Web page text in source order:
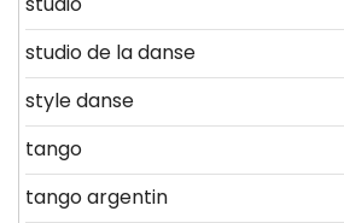
studio de la danse
style danse
tango
tango argentin